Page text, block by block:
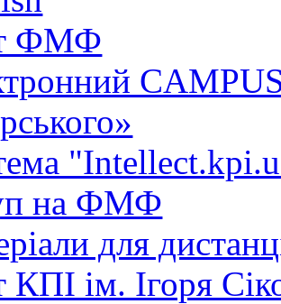
ФМФ
на ФМФ
для
КПІ ім. Ігоря